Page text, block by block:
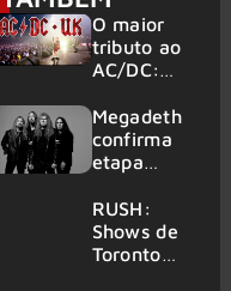
O maior
tributo ao
AC/DC:
traz ao
Brasil um
repertório
atravessa
gerações
Megadeth
confirma
etapa
da turnê
de
despedida
RUSH:
Shows de
Toronto